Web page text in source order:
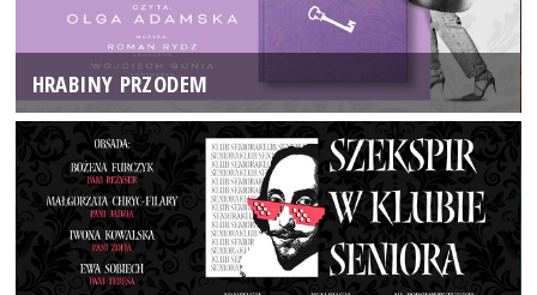
HRABINY PRZODEM